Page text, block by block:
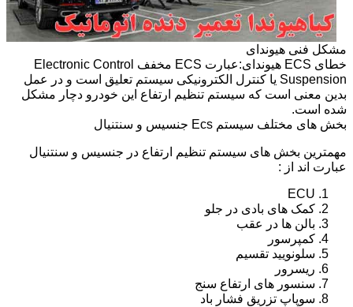
مشکل فنی هیوندای
خطای ECS هیوندای:عبارت ECS مخفف Electronic Control
Suspension یا کنترل الکترونیکی سیستم تعلیق است و در عمل
بدین معنی است که سیستم تنظیم ارتفاع این خودرو دچار مشکل
شده است.
بخش های مختلف سیستم Ecs جنسیس و سنتنیال
مهمترین بخش های سیستم تنظیم ارتفاع در جنسیس و سنتنیال
عبارت اند از :
ECU
کمک های بادی در جلو
بالن ها در عقب
کمپرسور
سلونویید تقسیم
ریسرور
سنسور های ارتفاع سنج
سوپاپ تزریق فشار باد